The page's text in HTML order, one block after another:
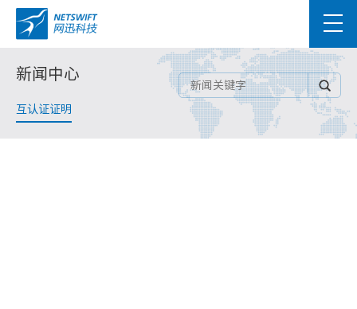
新闻中心
互认证证明